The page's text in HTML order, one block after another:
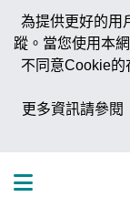
為提供更好的用
蹤。當您使用本
不同意Cookie的
更多資訊請參閱